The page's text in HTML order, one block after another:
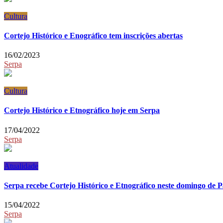
Cultura
Cortejo Histórico e Enográfico tem inscrições abertas
16/02/2023
Serpa
Cultura
Cortejo Histórico e Etnográfico hoje em Serpa
17/04/2022
Serpa
Atualidade
Serpa recebe Cortejo Histórico e Etnográfico neste domingo de
15/04/2022
Serpa